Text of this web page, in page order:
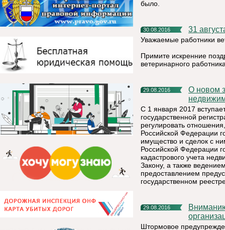
было.
30.08.2016 31
Уважаемые работники
Примите искренние
ветеринарного
29.08.2016
О новом законе «О государственной регистрации
С 1 января 2017
государственной
регулировать
Российской Федерации
имущество и сделок с
Российской Федерации
кадастрового учета
Закону, а также
предоставлением
государственном
29.08.2016
Вниманию жителей Княжпогостского района и руководителям
Штормовое